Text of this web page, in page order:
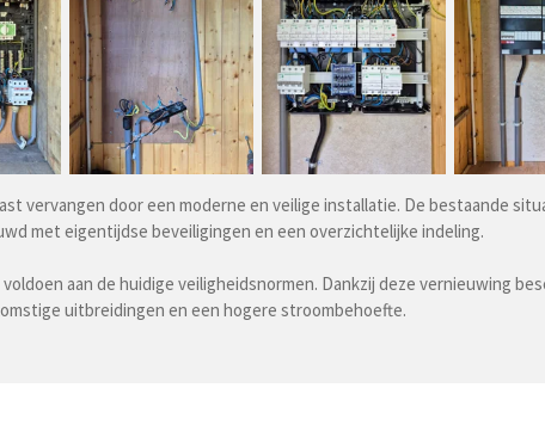
vervangen door een moderne en veilige installatie. De bestaande
met eigentijdse beveiligingen en een overzichtelijke indeling.
aan de huidige veiligheidsnormen. Dankzij deze vernieuwing
uitbreidingen en een hogere stroombehoefte.